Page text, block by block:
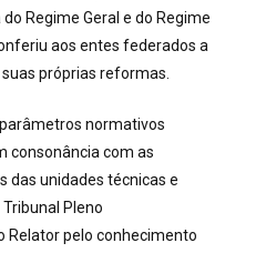
Regime Geral e do Regime
aos entes federados a
próprias reformas.
normativos
consonância com as
unidades técnicas e
Pleno
Relator pelo conhecimento